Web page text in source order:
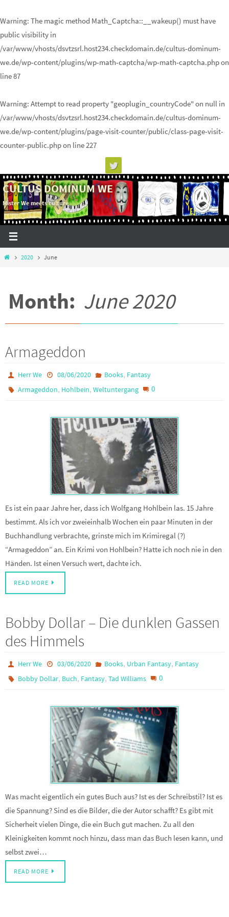
Warning: The magic method Math_Captcha::__wakeup() must have
public visibility in
/var/www/vhosts/dsvtzsrl.host234.checkdomain.de/cultus-dominum-
we.de/wp-content/plugins/wp-math-captcha/wp-math-captcha.phpon
line87
Warning: Attempt to read property "geoplugin_countryCode" on null in
/var/www/vhosts/dsvtzsrl.host234.checkdomain.de/cultus-dominum-
we.de/wp-content/plugins/page-visit-counter/public/class-page-visit-
counter-public.phpon line227
to
content
CULTUS DOMINUM WE
Mister We meets culture
Home2020 June
Month: June 2020
Armageddon
Herr We 08/06/2020 Books, Fantasy
Armageddon, Hohlbein,Weltuntergang 0
Es ist ein paar Jahre her, dass ich Wolfgang Hohlbein las. 15 Jahre
bestimmt. Als ich vor zweieinhalb Wochen ein paar Minuten in der
Buchhandlung verbrachte, grinste mich im Krimiregal (?)
“Armageddon” an. Ein Krimi von Hohlbein? Hatte ich noch nie in den
Händen. Ist einen Versuch wert, dachte ich.
READ MORE
Bobby Dollar – Die dunklen Gassen
des Himmels
Herr We 03/06/2020 Books, Urban Fantasy, Fantasy
Bobby Dollar, Buch, Fantasy,Tad Williams 0
Was macht eigentlich ein gutes Buch aus? Ist es der Schreibstil? Ist es
die Spannung? Sind es die Bilder, die der Autor schafft? Es gibt mit
Sicherheit vielen Dinge, die ein Buch gut machen. Zu all den
Kleinigkeiten kommt noch hinzu, dass man das Buch lesen kann, und
selbst zwei…
READ MORE